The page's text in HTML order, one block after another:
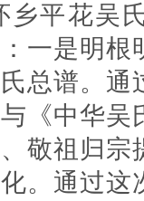
乡平花吴
一是明根
总谱。通
《中华吴
敬祖归宗
。通过这